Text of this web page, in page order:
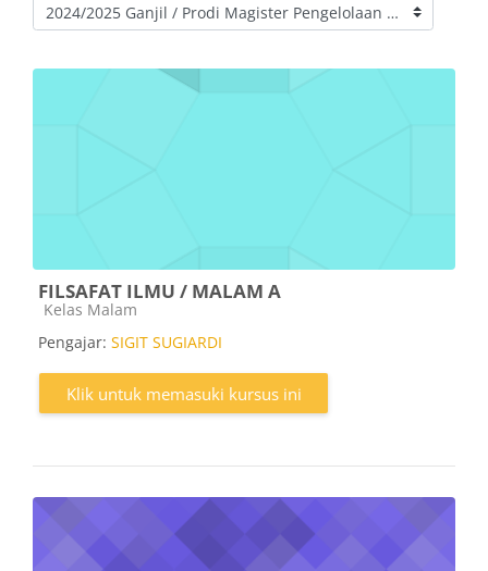
Kategori kursus
FILSAFAT ILMU / MALAM A
Kategori kursus
Kelas Malam
Pengajar: SIGIT SUGIARDI
Klik untuk memasuki kursus ini